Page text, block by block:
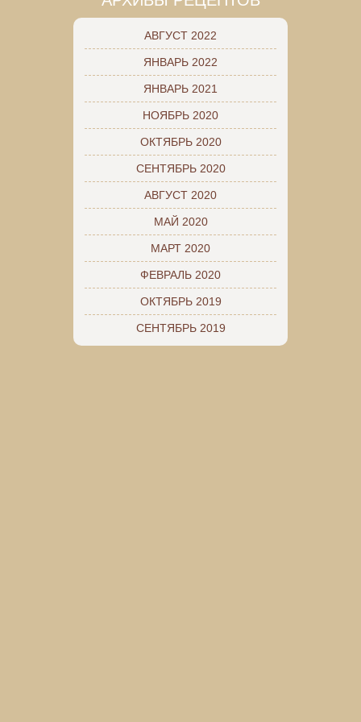
АВГУСТ 2022
ЯНВАРЬ 2022
ЯНВАРЬ 2021
НОЯБРЬ 2020
ОКТЯБРЬ 2020
СЕНТЯБРЬ 2020
АВГУСТ 2020
МАЙ 2020
МАРТ 2020
ФЕВРАЛЬ 2020
ОКТЯБРЬ 2019
СЕНТЯБРЬ 2019